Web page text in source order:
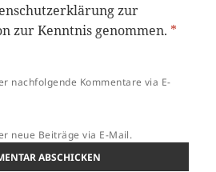
zur
zur Kenntnis genommen. *
nachfolgende Kommentare via E-
neue Beiträge via E-Mail.